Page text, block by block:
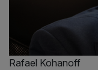
Rafael Kohanoff